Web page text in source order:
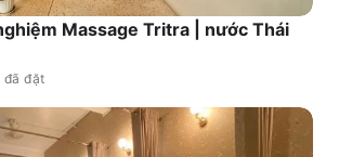
Massage Tritra | nước Thái
đặt